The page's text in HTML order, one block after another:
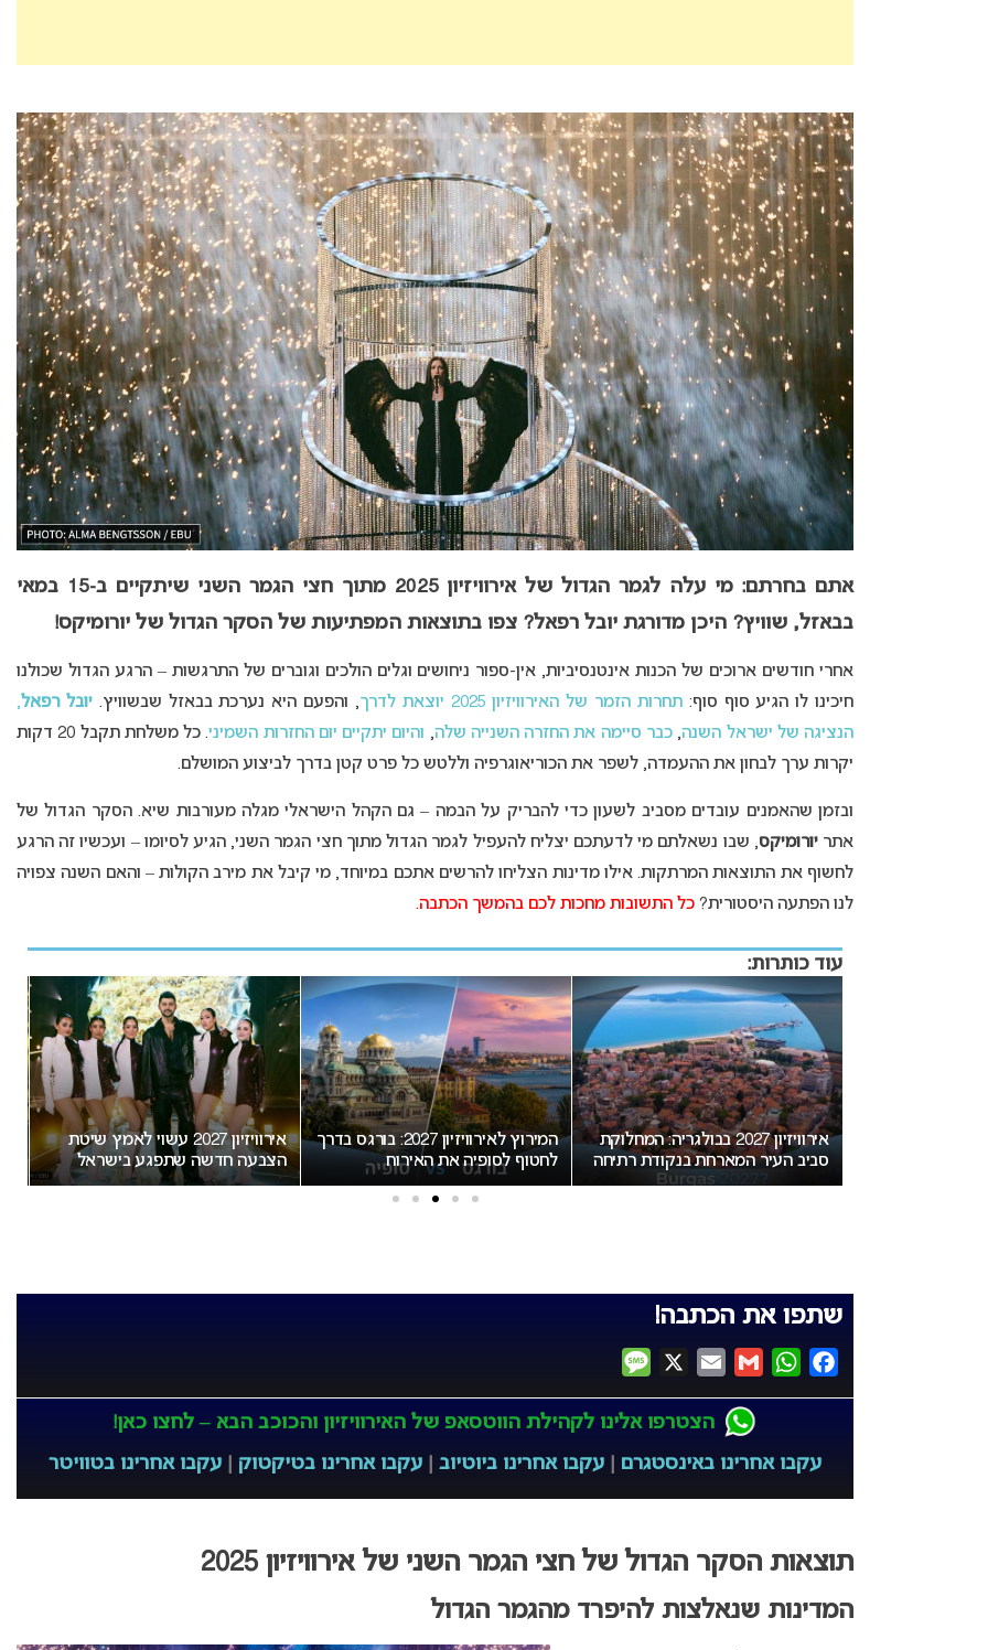
אתם בחרתם: מי עלה לגמר הגדול של אירוויזיון 2025 מתוך חצי הגמר השני שיתקיים ב-15 במאי
בבאזל, שוויץ? היכן מדורגת יובל רפאל? צפו בתוצאות המפתיעות של הסקר הגדול של יורומיקס!
אחרי חודשים ארוכים של הכנות אינטנסיביות, אין-ספור ניחושים וגלים הולכים וגוברים של התרגשות – הרגע הגדול שכולנו
חיכינו לו הגיע סוף סוף:תחרות הזמר של האירוויזיון 2025 יוצאת לדרך , והפעם היא נערכת בבאזל שבשוויץ.יובל רפאל,
הנציגה של ישראל השנה,כבר סיימה את החזרה השנייה שלה, והיום יתקיים יום החזרות השמיני
. כל משלחת תקבל 20 דקות
יקרות ערך לבחון את ההעמדה, לשפר את הכוריאוגרפיה וללטש כל פרט קטן בדרך לביצוע המושלם.
ובזמן שהאמנים עובדים מסביב לשעון כדי להבריק על הבמה – גם הקהל הישראלי מגלה מעורבות שיא. הסקר הגדול של
אתריורומיקס, שבו נשאלתם מי לדעתכם יצליח להעפיל לגמר הגדול מתוך חצי הגמר השני, הגיע לסיומו – ועכשיו זה הרגע
לחשוף את התוצאות המרתקות. אילו מדינות הצליחו להרשים אתכם במיוחד, מי קיבל את מירב הקולות – והאם השנה צפויה
לנו הפתעה היסטורית? כל התשובות מחכות לכם בהמשך הכתבה.
עוד כותרות:
המירוץ לאירוויזיון 2027: בורגס בדרך
לחטוף לסופיה את האירוח
אירוויזיון 2027 עשוי לאמץ שיטת
הצבעה חדשה שתפגע בישראל
“אני צריכה לשתף אתכם במשהו
חשוב”: הכרזתה של זוכת האירוויזיון
מסעירה את הרשת
שתפו את הכתבה!
Facebook
WhatsApp
Gmail
Email
הצטרפו אלינו לקהילת הווטסאפ של האירוויזיון והכוכב הבא – לחצו כאן!
עקבו אחרינו באינסטגרם
עקבו אחרינו ביוטיוב עקבו אחרינו בטיקטוק עקבו אחרינו בטוויטר
תוצאות הסקר הגדול של חצי הגמר השני של אירוויזיון 2025
המדינות שנאלצות להיפרד מהגמר הגדול